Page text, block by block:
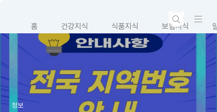
홈 건강지식 식품지식 보험지식
정보